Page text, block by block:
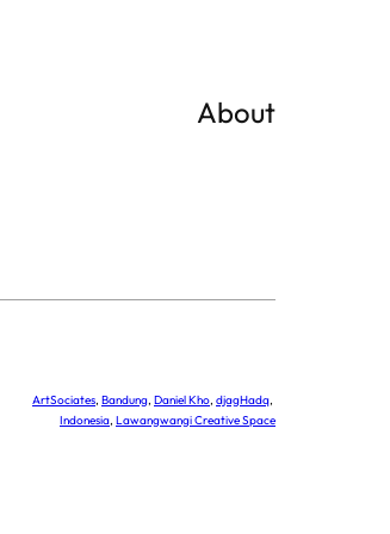
About
ArtSociates, Bandung, Daniel Kho, djagHadq
Indonesia, Lawangwangi Creative Space